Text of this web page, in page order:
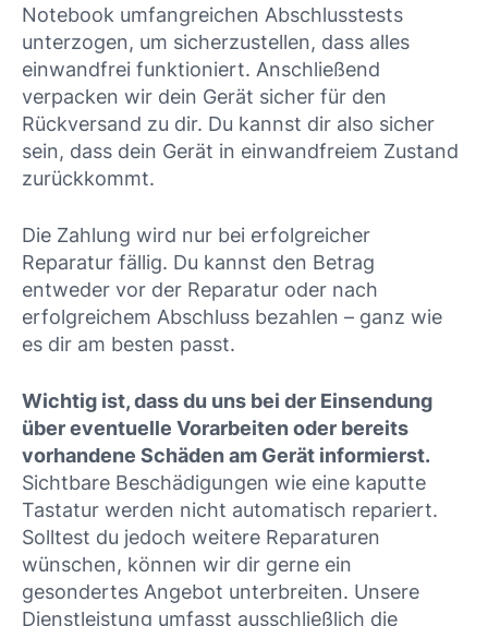
Notebook umfangreichen Abschlusstests
unterzogen, um sicherzustellen, dass alles
einwandfrei funktioniert. Anschließend
verpacken wir dein Gerät sicher für den
Rückversand zu dir. Du kannst dir also sicher
sein, dass dein Gerät in einwandfreiem Zustand
zurückkommt.
Die Zahlung wird nur bei erfolgreicher
Reparatur fällig. Du kannst den Betrag
entweder vor der Reparatur oder nach
erfolgreichem Abschluss bezahlen – ganz wie
es dir am besten passt.
Wichtig ist, dass du uns bei der Einsendung
über eventuelle Vorarbeiten oder bereits
vorhandene Schäden am Gerät informierst.
Sichtbare Beschädigungen wie eine kaputte
Tastatur werden nicht automatisch repariert.
Solltest du jedoch weitere Reparaturen
wünschen, können wir dir gerne ein
gesondertes Angebot unterbreiten. Unsere
Dienstleistung umfasst ausschließlich die